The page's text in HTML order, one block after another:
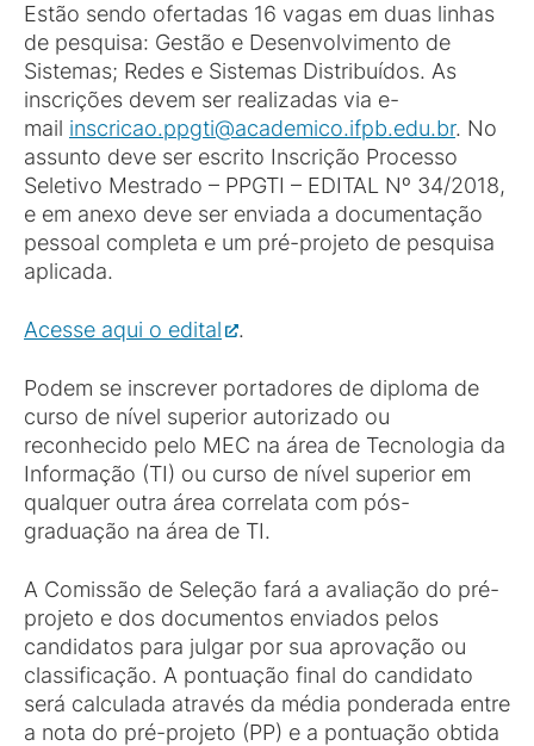
Estão sendo ofertadas 16 vagas em duas linhas
de pesquisa: Gestão e Desenvolvimento de
Sistemas; Redes e Sistemas Distribuídos. As
inscrições devem ser realizadas via e-
mail inscricao.ppgti@academico.ifpb.edu.br. No
assunto deve ser escrito Inscrição Processo
Seletivo Mestrado – PPGTI – EDITAL Nº 34/2018,
e em anexo deve ser enviada a documentação
pessoal completa e um pré-projeto de pesquisa
aplicada.
Acesse aqui o edital .
Podem se inscrever portadores de diploma de
curso de nível superior autorizado ou
reconhecido pelo MEC na área de Tecnologia da
Informação (TI) ou curso de nível superior em
qualquer outra área correlata com pós-
graduação na área de TI.
A Comissão de Seleção fará a avaliação do pré-
projeto e dos documentos enviados pelos
candidatos para julgar por sua aprovação ou
classificação. A pontuação final do candidato
será calculada através da média ponderada entre
a nota do pré-projeto (PP) e a pontuação obtida